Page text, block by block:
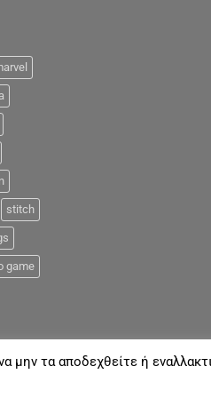
stitch
game
τα αποδεχθείτε ή